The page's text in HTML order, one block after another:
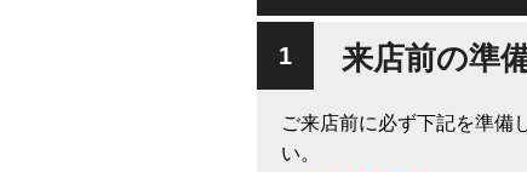
来店前の準
ご来店前に必ず下記を準備
い。